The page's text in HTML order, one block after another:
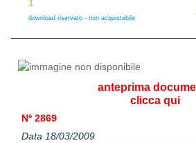
download riservato - non acquistabile
anteprima
clicca qui
Nº 2869
Data 18/03/2009